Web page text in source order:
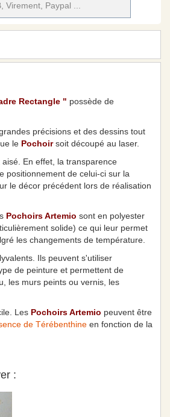
Virement, Paypal ...
Rectangle " possède de
précisions et des dessins tout
le Pochoirsoit découpé au laser.
En effet, la transparence
positionnement de celui-ci sur la
le décor précédent lors de réalisation
Pochoirs Artemio sont en polyester
solide) ce qui leur permet
les changements de température.
Ils peuvent s'utiliser
de peinture et permettent de
les murs peints ou vernis, les
Les Pochoirs Artemio peuvent être
de Térébenthine en fonction de la
: